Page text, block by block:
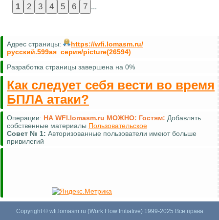
...
Адрес страницы:
https://wfi.lomasm.ru/
русский.599ая_серия/picture(26594)
Разработка страницы завершена на 0%
Как следует себя вести во время
БПЛА атаки?
Операции: НА WFI.lomasm.ru МОЖНО: Гостям: Добавлять
собственные материалы Пользовательское
Совет № 1: Авторизованные пользователи имеют больше
привилегий
Copyright © wfi.lomasm.ru (Work Flow Initiative) 1999-2025 Все права